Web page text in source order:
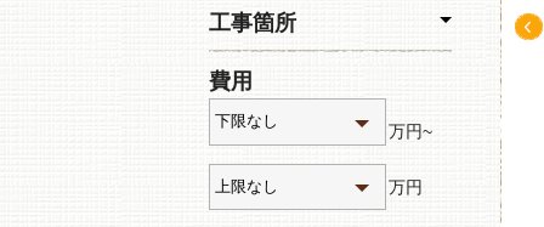
工事箇所
費用
万円~
万円